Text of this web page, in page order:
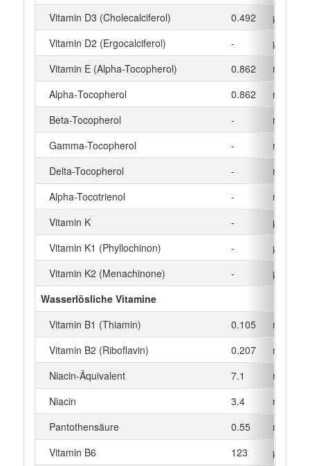
Vitamin D3 (Cholecalciferol)
0.492
µg
Vitamin D2 (Ergocalciferol)
-
µg
Vitamin E (Alpha-Tocopherol)
0.862
mg
Alpha‑Tocopherol
0.862
mg
Beta-Tocopherol
-
mg
Gamma-Tocopherol
-
mg
Delta-Tocopherol
-
mg
Alpha-Tocotrienol
-
mg
Vitamin K
-
µg
Vitamin K1 (Phyllochinon)
-
µg
Vitamin K2 (Menachinone)
-
µg
Wasserlösliche Vitamine
Vitamin B1 (Thiamin)
0.105
mg
Vitamin B2 (Riboflavin)
0.207
mg
Niacin-Äquivalent
7.1
mg
Niacin
3.4
mg
Pantothensäure
0.55
mg
Vitamin B6
123
µg